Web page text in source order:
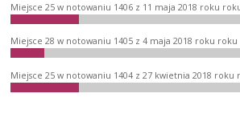
Miejsce 25 w notowaniu 1406 z 11 maja 2018 roku
Miejsce 28 w notowaniu 1405 z 4 maja 2018 roku roku
Miejsce 25 w notowaniu 1404 z 27 kwietnia 2018 roku